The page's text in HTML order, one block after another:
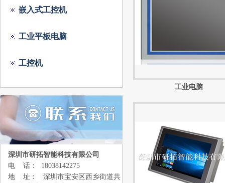
嵌入式工控机
工业平板电脑
工控机
深圳市研拓智能科技有限公司
电 话： 18038142275
地 址： 深圳市宝安区西乡街道共
工业电脑